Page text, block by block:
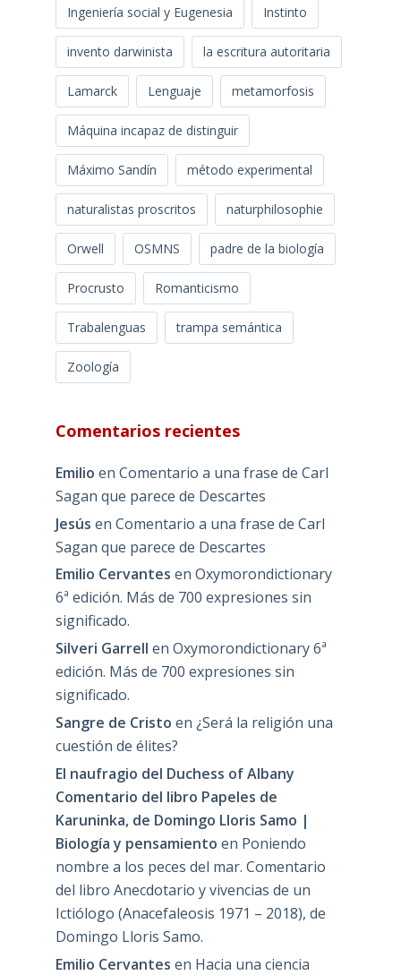
Ingeniería social y Eugenesia Instinto
invento darwinista la escritura autoritaria
Lamarck Lenguaje metamorfosis
Máquina incapaz de distinguir
Máximo Sandín método experimental
naturalistas proscritos naturphilosophie
Orwell OSMNS padre de la biología
Procrusto Romanticismo
Trabalenguas trampa semántica
Zoología
Comentarios recientes
Emilio en Comentario a una frase de Carl
Sagan que parece de Descartes
Jesús en Comentario a una frase de Carl
Sagan que parece de Descartes
Emilio Cervantes en Oxymorondictionary
6ª edición. Más de 700 expresiones sin
significado.
Silveri Garrell en Oxymorondictionary 6ª
edición. Más de 700 expresiones sin
significado.
Sangre de Cristo en ¿Será la religión una
cuestión de élites?
El naufragio del Duchess of Albany
Comentario del libro Papeles de
Karuninka, de Domingo Lloris Samo |
Biología y pensamiento en Poniendo
nombre a los peces del mar. Comentario
del libro Anecdotario y vivencias de un
Ictiólogo (Anacefaleosis 1971 – 2018), de
Domingo Lloris Samo.
Emilio Cervantes en Hacia una ciencia